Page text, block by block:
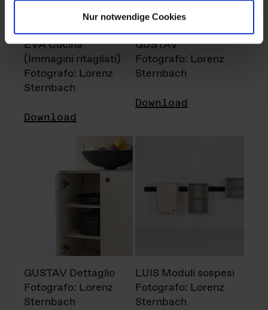
Nur notwendige Cookies
EVA Cucina
(Immagini ritagliati)
Fotografo: Lorenz
Sternbach
Download
GUSTAV
Fotografo: Lorenz
Sternbach
Download
GUSTAV Dettaglio
Fotografo: Lorenz
Sternbach
LUIS Moduli sospesi
Fotografo: Lorenz
Sternbach